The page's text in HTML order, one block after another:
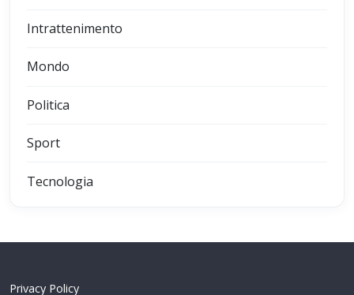
Intrattenimento
Mondo
Politica
Sport
Tecnologia
Privacy Policy